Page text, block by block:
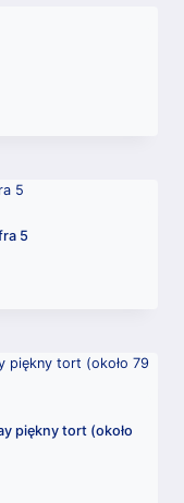
5
piękny tort (około